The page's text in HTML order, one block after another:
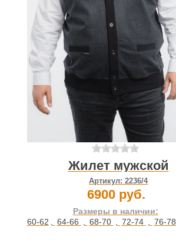
Жилет мужской
Артикул: 2236/4
6900 руб.
Размеры в наличии:
60-62
64-66 68-70 72-74 76-78